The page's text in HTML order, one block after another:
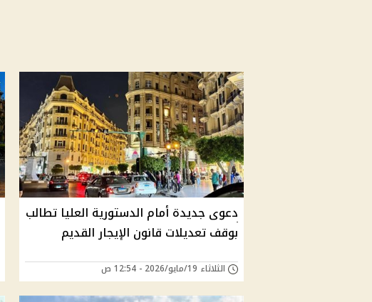
دعوى جديدة أمام الدستورية العليا تطالب
بوقف تعديلات قانون الإيجار القديم
الثلاثاء 19/مايو/2026 - 12:54 ص